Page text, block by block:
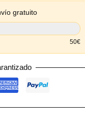
gratuito
50€